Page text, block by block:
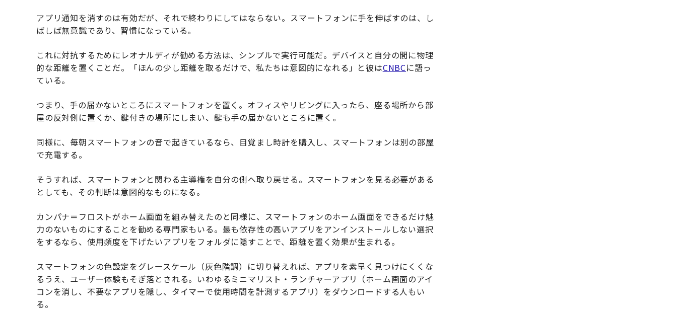
アプリ通知を消すのは有効だが、それで終わりにしてはならない。スマートフォンに手を伸ばすのは、し
ばしば無意識であり、習慣になっている。
これに対抗するためにレオナルディが勧める方法は、シンプルで実行可能だ。デバイスと自分の間に物理
的な距離を置くことだ。「ほんの少し距離を取るだけで、私たちは意図的になれる」と彼はCNBCに語っ
ている。
つまり、手の届かないところにスマートフォンを置く。オフィスやリビングに入ったら、座る場所から部
屋の反対側に置くか、鍵付きの場所にしまい、鍵も手の届かないところに置く。
同様に、毎朝スマートフォンの音で起きているなら、目覚まし時計を購入し、スマートフォンは別の部屋
で充電する。
そうすれば、スマートフォンと関わる主導権を自分の側へ取り戻せる。スマートフォンを見る必要がある
としても、その判断は意図的なものになる。
カンパナ＝フロストがホーム画面を組み替えたのと同様に、スマートフォンのホーム画面をできるだけ魅
力のないものにすることを勧める専門家もいる。最も依存性の高いアプリをアンインストールしない選択
をするなら、使用頻度を下げたいアプリをフォルダに隠すことで、距離を置く効果が生まれる。
スマートフォンの色設定をグレースケール（灰色階調）に切り替えれば、アプリを素早く見つけにくくな
るうえ、ユーザー体験もそぎ落とされる。いわゆるミニマリスト・ランチャーアプリ（ホーム画面のアイ
コンを消し、不要なアプリを隠し、タイマーで使用時間を計測するアプリ）をダウンロードする人もい
る。